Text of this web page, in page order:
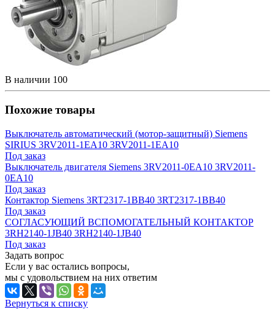
В наличии 100
Похожие товары
Выключатель автоматический (мотор-защитный) Siemens
SIRIUS 3RV2011-1EA10 3RV2011-1EA10
Под заказ
Выключатель двигателя Siemens 3RV2011-0EA10 3RV2011-
0EA10
Под заказ
Контактор Siemens 3RT2317-1BB40 3RT2317-1BB40
Под заказ
СОГЛАСУЮЩИЙ ВСПОМОГАТЕЛЬНЫЙ КОНТАКТОР
3RH2140-1JB40 3RH2140-1JB40
Под заказ
Задать вопрос
Если у вас остались вопросы,
мы с удовольствием на них ответим
Вернуться к списку